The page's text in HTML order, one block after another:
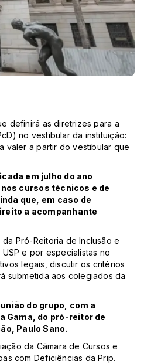
definirá as diretrizes para a
no vestibular da instituição:
valer a partir do vestibular que
em julho do ano
cursos técnicos e de
que, em caso de
a acompanhante
Pró-Reitoria de Inclusão e
e por especialistas no
legais, discutir os critérios
submetida aos colegiados da
do grupo, com a
Gama, do pró-reitor de
Paulo Sano.
da Câmara de Cursos e
com Deficiências da Prip.